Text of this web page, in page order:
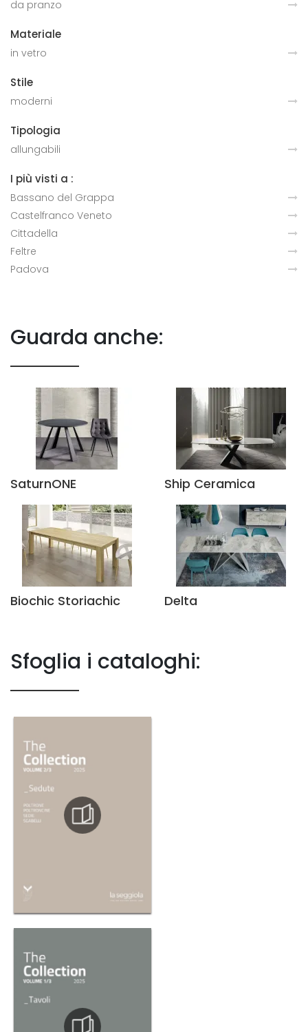
da pranzo
Materiale
in vetro
Stile
moderni
Tipologia
allungabili
I più visti a :
Bassano del Grappa
Castelfranco Veneto
Cittadella
Feltre
Padova
Guarda anche:
SaturnONE Ship Ceramica
Biochic Storiachic Delta
Sfoglia i cataloghi: